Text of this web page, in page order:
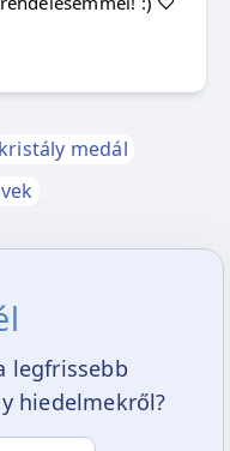
kristály medál
legfrissebb
hiedelmekről?